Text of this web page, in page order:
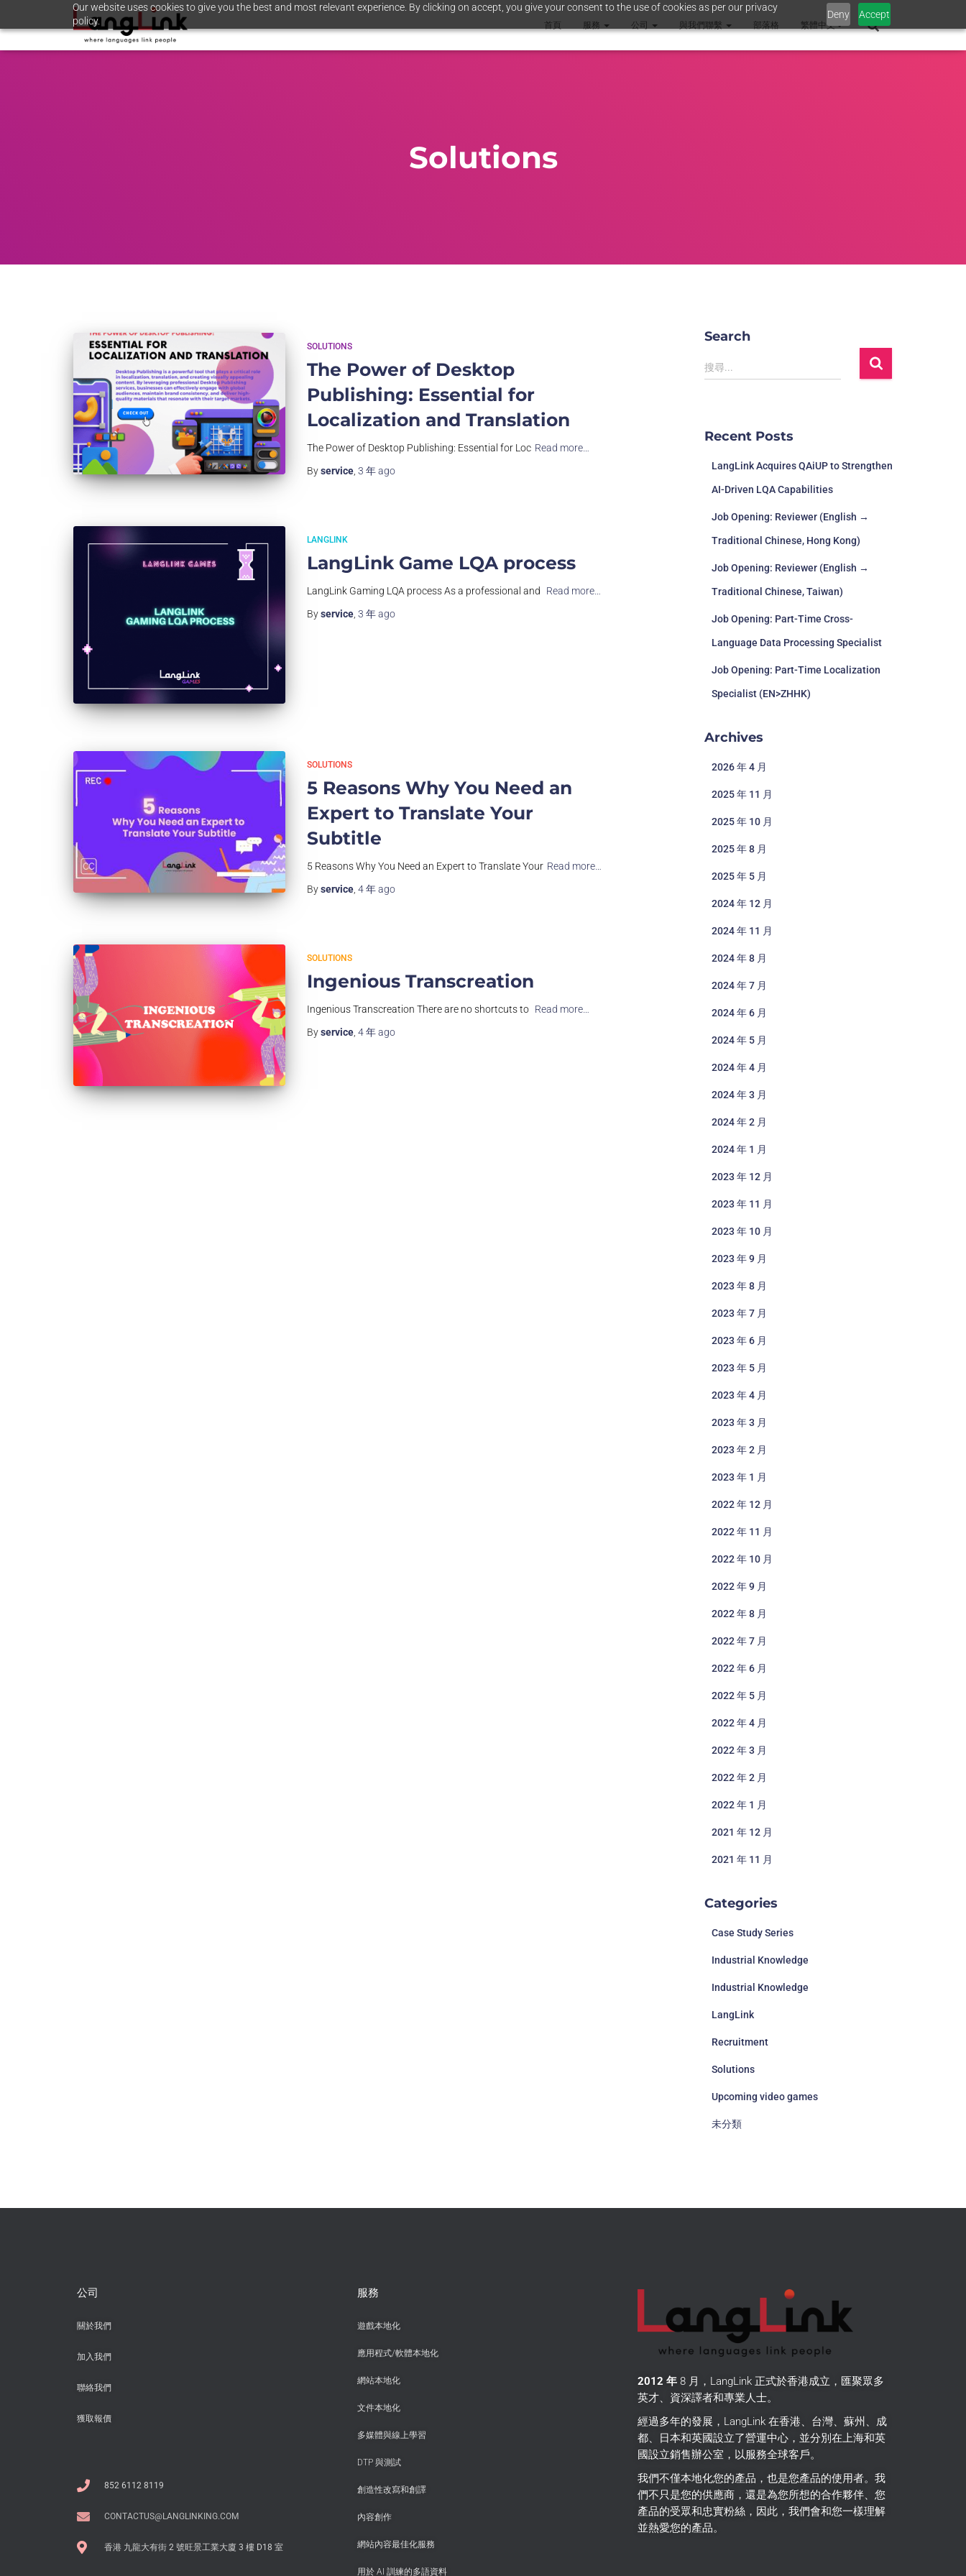
Our website uses cookies to give you the best and most relevant experience. By clicking on accept, you give your consent to the use of cookies as per our privacy
policy.
Deny Accept
首頁 服務 公司 與我們聯繫 部落格 繁體中文
Solutions
SOLUTIONS
The Power of Desktop
Publishing: Essential for
Localization and Translation
The Power of Desktop Publishing: Essential for Loc Read more…
Byservice 3 年ago
LANGLINK
LangLink Game LQA process
LangLink Gaming LQA process As a professional and
Read more…
Byservice 3 年ago
SOLUTIONS
5 Reasons Why You Need an
Expert to Translate Your
Subtitle
5 Reasons Why You Need an Expert to Translate Your Read more…
Byservice, 4 年ago
SOLUTIONS
Ingenious Transcreation
Ingenious Transcreation There are no shortcuts to Read more…
Byservice, 4 年ago
Search
搜尋...
Recent Posts
LangLink Acquires QAiUP to Strengthen
AI-Driven LQA Capabilities
Job Opening: Reviewer (English →
Traditional Chinese, Hong Kong)
Job Opening: Reviewer (English →
Traditional Chinese, Taiwan)
Job Opening: Part-Time Cross-
Language Data Processing Specialist
Job Opening: Part-Time Localization
Specialist (EN>ZHHK)
Archives
2026 年 4 月
2025 年 11 月
2025 年 10 月
2025 年 8 月
2025 年 5 月
2024 年 12 月
2024 年 11 月
2024 年 8 月
2024 年 7 月
2024 年 6 月
2024 年 5 月
2024 年 4 月
2024 年 3 月
2024 年 2 月
2024 年 1 月
2023 年 12 月
2023 年 11 月
2023 年 10 月
2023 年 9 月
2023 年 8 月
2023 年 7 月
2023 年 6 月
2023 年 5 月
2023 年 4 月
2023 年 3 月
2023 年 2 月
2023 年 1 月
2022 年 12 月
2022 年 11 月
2022 年 10 月
2022 年 9 月
2022 年 8 月
2022 年 7 月
2022 年 6 月
2022 年 5 月
2022 年 4 月
2022 年 3 月
2022 年 2 月
2022 年 1 月
2021 年 12 月
2021 年 11 月
Categories
Case Study Series
Industrial Knowledge
Industrial Knowledge
LangLink
Recruitment
Solutions
Upcoming video games
未分類
公司
關於我們
加入我們
聯絡我們
獲取報價
852 6112 8119
CONTACTUS@LANGLINKING.COM
香港 九龍大有街 2 號旺景工業大廈 3 樓 D18 室
服務
遊戲本地化
應用程式/軟體本地化
網站本地化
文件本地化
多媒體與線上學習
DTP 與測試
創造性改寫和創譯
內容創作
網站內容最佳化服務
用於 AI 訓練的多語資料
2012 年8 月，LangLink 正式於香港成立，匯聚眾多
英才、資深譯者和專業人士。
經過多年的發展，LangLink 在香港、台灣、蘇州、成
都、日本和英國設立了營運中心，並分別在上海和英
國設立銷售辦公室，以服務全球客戶。
我們不僅本地化您的產品，也是您產品的使用者。 我
們不只是您的供應商，還是為您所想的合作夥伴、您
產品的受眾和忠實粉絲，因此，我們會和您一樣理解
並熱愛您的產品。